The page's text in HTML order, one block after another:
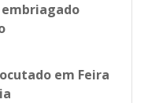
em Feira